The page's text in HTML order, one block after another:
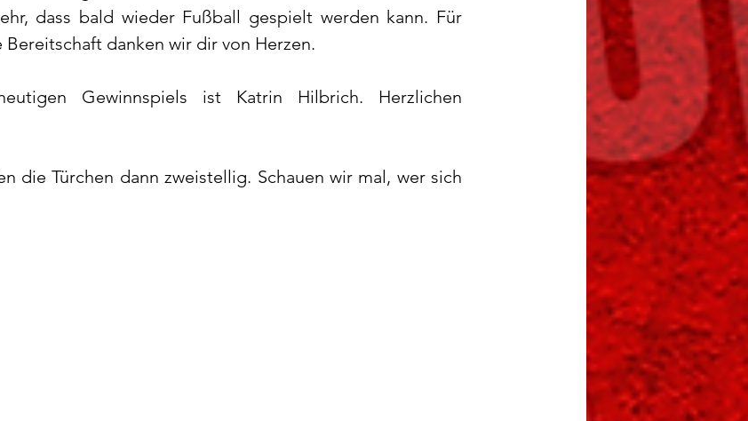
dass bald wieder Fußball gespielt werden kann. Für
danken wir dir von Herzen.
Gewinnspiels ist Katrin Hilbrich. Herzlichen
die Türchen dann zweistellig. Schauen wir mal, wer sich